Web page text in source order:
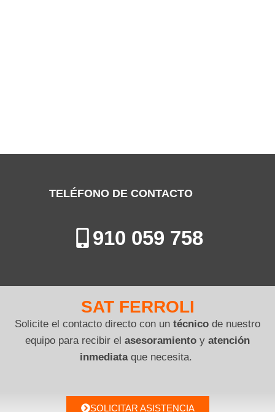
TELÉFONO DE CONTACTO
910 059 758
SAT FERROLI
Solicite el contacto directo con un técnico de nuestro
equipo para recibir el asesoramiento y atención
inmediataque necesita.
SOLICITAR ASISTENCIA